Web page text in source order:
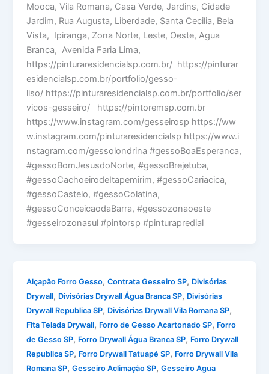
Mooca, Vila Romana, Casa Verde, Jardins, Cidade
Jardim, Rua Augusta, Liberdade, Santa Cecilia, Bela
Vista, Ipiranga, Zona Norte, Leste, Oeste, Agua
Branca, Avenida Faria Lima,
https://pinturaresidencialsp.com.br/ https://pinturar
esidencialsp.com.br/portfolio/gesso-
liso/ https://pinturaresidencialsp.com.br/portfolio/ser
vicos-gesseiro/ https://pintoremsp.com.br
https://www.instagram.com/gesseirosp https://ww
w.instagram.com/pinturaresidencialsp https://www.i
nstagram.com/gessolondrina #gessoBoaEsperanca,
#gessoBomJesusdoNorte, #gessoBrejetuba,
#gessoCachoeirodeItapemirim, #gessoCariacica,
#gessoCastelo, #gessoColatina,
#gessoConceicaodaBarra, #gessozonaoeste
#gesseirozonasul #pintorsp #pinturapredial
Alçapão Forro Gesso,Contrata Gesseiro SP, Divisórias
Drywall, Divisórias Drywall Água Branca SP, Divisórias
Drywall Republica SP, Divisórias Drywall Vila Romana SP,
Fita Telada Drywall, Forro de Gesso Acartonado SP, Forro
de Gesso SP, Forro Drywall Água Branca SP, Forro Drywall
Republica SP, Forro Drywall Tatuapé SP, Forro Drywall Vila
Romana SP,Gesseiro Aclimação SP,Gesseiro Agua